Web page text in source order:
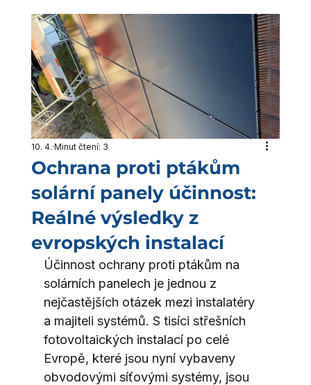
Ochrana proti ptákům
solární panely účinnost:
Reálné výsledky z
evropských instalací
10. 4. Minut čtení: 3
Účinnost ochrany proti ptákům na
solárních panelech je jednou z
nejčastějších otázek mezi instalatéry
a majiteli systémů. S tisíci střešních
fotovoltaických instalací po celé
Evropě, které jsou nyní vybaveny
obvodovými síťovými systémy, jsou